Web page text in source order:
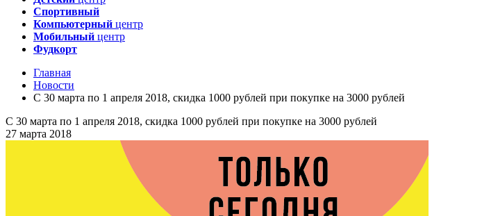
Спортивный
Компьютерный центр
Мобильный центр
Фудкорт
Главная
Новости
С 30 марта по 1 апреля 2018, скидка 1000 рублей при покупке на 3000 рублей
С 30 марта по 1 апреля 2018, скидка 1000 рублей при покупке на 3000 рублей
27 марта 2018